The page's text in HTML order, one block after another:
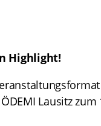
Highlight!
Lausitz